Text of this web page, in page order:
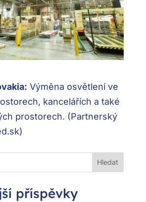
Výměna osvětlení ve
kancelářích a také
prostorech. (Partnerský
Hledat
příspěvky